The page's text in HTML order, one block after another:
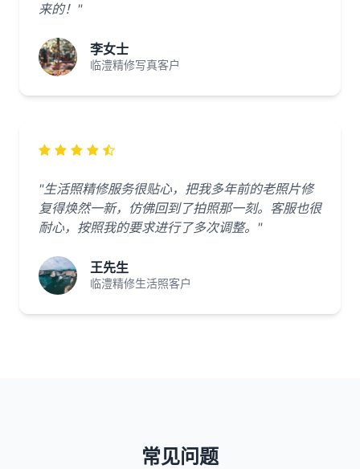
来的！"
李女士
临澧精修写真客户
"生活照精修服务很贴心，把我多年前的老照片修
复得焕然一新，仿佛回到了拍照那一刻。客服也很
耐心，按照我的要求进行了多次调整。"
王先生
临澧精修生活照客户
常见问题